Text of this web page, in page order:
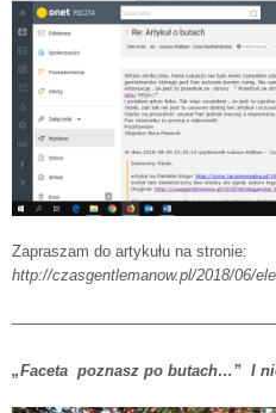
Zapraszam do artykułu na stronie:
http://czasgentlemanow.pl/2018/06/
„Faceta poznasz po butach…” I